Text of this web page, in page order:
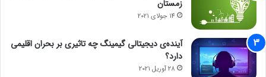
زمستان
14 جولای 2021
آینده‌ی دیجیتالی گیمینگ چه تاثیری بر بحران اقلیمی
دارد؟
28 آوریل 2021